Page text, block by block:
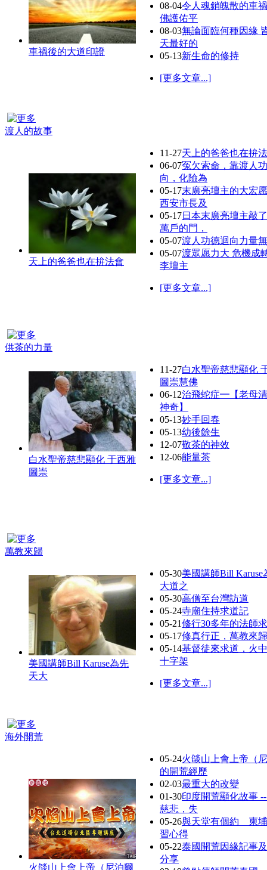
車禍後的大道印證
08-04令人魂銷魄散的車
佛護佑平
08-03無論面臨何種因緣
天最好的
05-13新生命的修持
[更多文章...]
渡人的故事
天上的爸爸也在拚法會
11-27天上的爸爸也在拚
06-07冤欠索命，靠渡人
向，化險為
05-17末廣亮壇主的大宏
西安市長及
05-17日本末廣亮壇主敲
萬戶的門，
05-07渡人功德迴向力量
05-07渡眾愿力大 危機成
李壇主
[更多文章...]
供茶的力量
白水聖帝慈悲顯化 于西雅
圖崇
11-27白水聖帝慈悲顯化
圖崇慧佛
06-12治飛蛇症━【老母
神奇】
05-13妙手回春
05-13幼後餘生
12-07敬茶的神效
12-06能量茶
[更多文章...]
萬教來歸
美國講師Bill Karuse為先
天大
05-30美國講師Bill Karuse
大道之
05-30高僧至台灣訪道
05-24寺廟住持求道記
05-21修行30多年的法師
05-17修真行正，萬教來歸
05-14基督徒來求道，火
十字架
[更多文章...]
海外開荒
火燄山上會上帝（尼泊爾
05-24火燄山上會上帝（
的開荒經歷
02-03最重大的改變
01-30印度開荒顯化故事
慈悲，失
05-26與天堂有個約 柬
習心得
05-22泰國開荒因緣記事
分享